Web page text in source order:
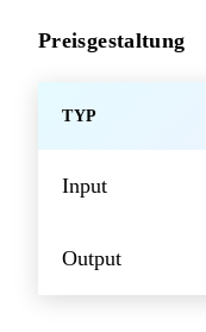
Preisgestaltung
TYP
Input
Output